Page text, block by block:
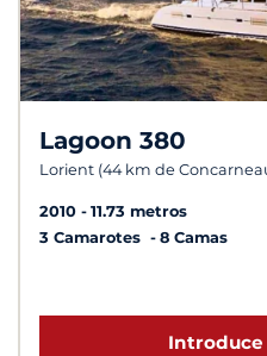
Lagoon 380
Lorient (44 km de
2010
11.73 metros
3 Camarotes
8 Camas
Introduce